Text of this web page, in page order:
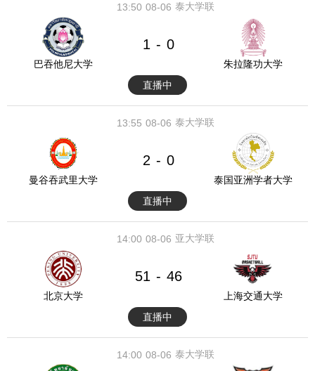
08-06
13:50 泰大学联
巴吞他尼大学
1 - 0
朱拉隆功大学
直播中
08-06
13:55 泰大学联
曼谷吞武里大学
2 - 0
泰国亚洲学者大学
直播中
08-06
14:00 亚大学联
北京大学
51 - 46
上海交通大学
直播中
08-06
14:00 泰大学联